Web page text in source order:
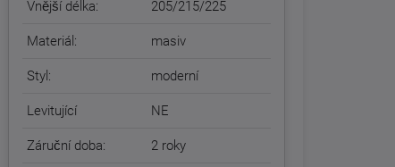
Vnější délka: 205/215/225
Materiál: masiv
Styl: moderní
Levitující NE
Záruční doba: 2 roky